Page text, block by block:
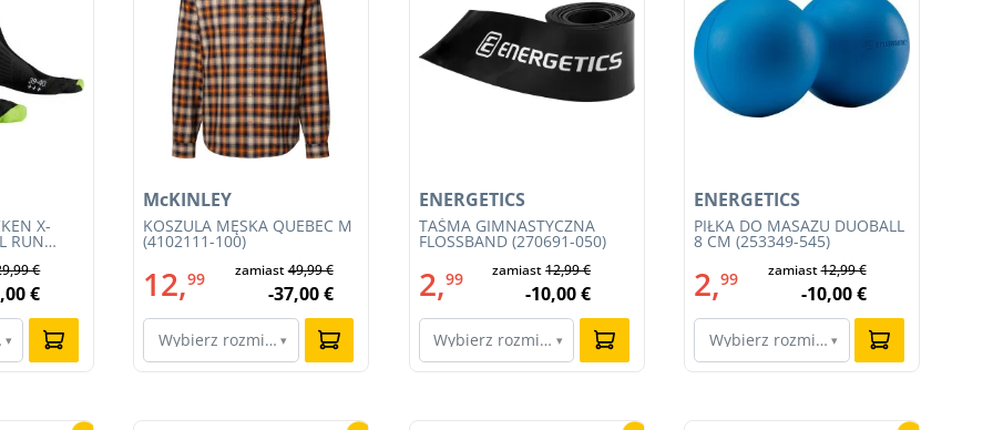
X-
RUN
€
€
▾
KOSZULA MĘSKA QUEBEC M
(4102111-100)
McKINLEY
12,99 zamiast49,99 €
-37,00 €
Wybierz rozmiar…
▾
TAŚMA GIMNASTYCZNA
FLOSSBAND (270691-050)
ENERGETICS
2,99 zamiast12,99 €
-10,00 €
Wybierz rozmiar…
▾
PIŁKA DO MASAŻU DUOBALL
8 CM (253349-545)
ENERGETICS
2,99 zamiast12,99 €
-10,00 €
Wybierz rozmiar…
▾